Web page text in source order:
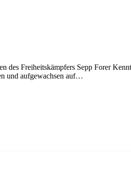
des Freiheitskämpfers Sepp Forer
und aufgewachsen auf…